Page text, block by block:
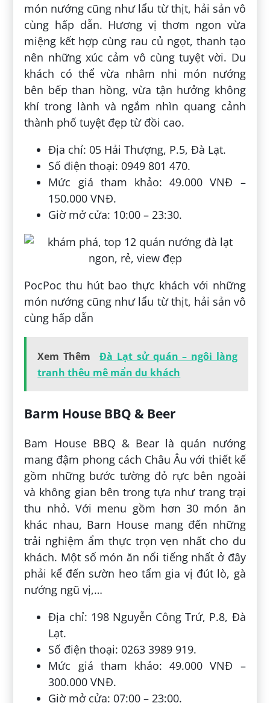
món nướng cũng như lẩu từ thịt, hải sản vô
cùng hấp dẫn. Hương vị thơm ngon vừa
miệng kết hợp cùng rau củ ngọt, thanh tạo
nên những xúc cảm vô cùng tuyệt vời. Du
khách có thể vừa nhâm nhi món nướng
bên bếp than hồng, vừa tận hưởng không
khí trong lành và ngắm nhìn quang cảnh
thành phố tuyệt đẹp từ đồi cao.
Địa chỉ: 05 Hải Thượng, P.5, Đà Lạt.
Số điện thoại: 0949 801 470.
Mức giá tham khảo: 49.000 VNĐ –
150.000 VNĐ.
Giờ mở cửa: 10:00 – 23:30.
PocPoc thu hút bao thực khách với những
món nướng cũng như lẩu từ thịt, hải sản vô
cùng hấp dẫn
Xem Thêm
Đà Lạt sử quán – ngôi làng
tranh thêu mê mẩn du khách
Barm House BBQ & Beer
Bam House BBQ & Bear là quán nướng
mang đậm phong cách Châu Âu với thiết kế
gồm những bước tường đỏ rực bên ngoài
và không gian bên trong tựa như trang trại
thu nhỏ. Với menu gồm hơn 30 món ăn
khác nhau, Barn House mang đến những
trải nghiệm ẩm thực trọn vẹn nhất cho du
khách. Một số món ăn nổi tiếng nhất ở đây
phải kể đến sườn heo tẩm gia vị đút lò, gà
nướng ngũ vị,…
Địa chỉ: 198 Nguyễn Công Trứ, P.8, Đà
Lạt.
Số điện thoại: 0263 3989 919.
Mức giá tham khảo: 49.000 VNĐ –
300.000 VNĐ.
Giờ mở cửa: 07:00 – 23:00.